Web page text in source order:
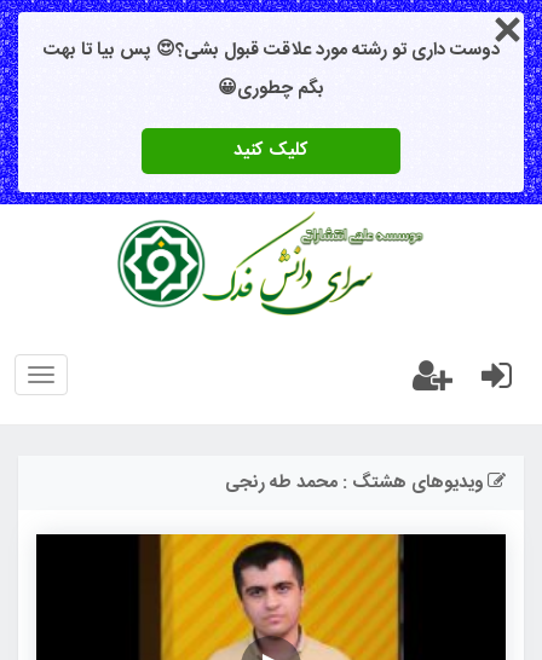
دوست داری تو رشته مورد علاقت قبول بشی؟😍 پس بیا تا بهت
بگم چطوری😀
کلیک کنید
ویدیوهای هشتگ : محمد طه رنجی